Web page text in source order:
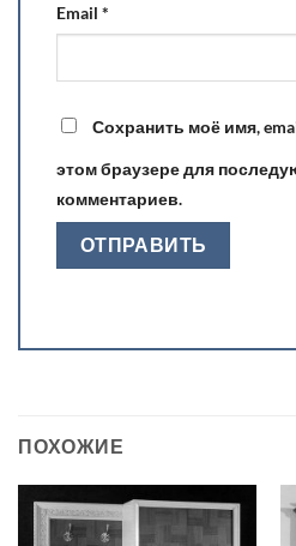
Email *
Сохранить моё имя,
этом браузере для
комментариев.
ПОХОЖИЕ